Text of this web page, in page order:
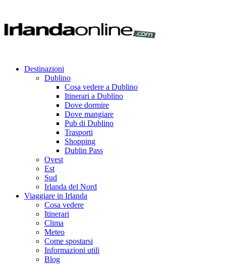
Destinazioni
Dublino
Cosa vedere a Dublino
Itinerari a Dublino
Dove dormire
Dove mangiare
Pub di Dublino
Trasporti
Shopping
Dublin Pass
Ovest
Est
Sud
Irlanda del Nord
Viaggiare in Irlanda
Cosa vedere
Itinerari
Clima
Meteo
Come spostarsi
Informazioni utili
Blog